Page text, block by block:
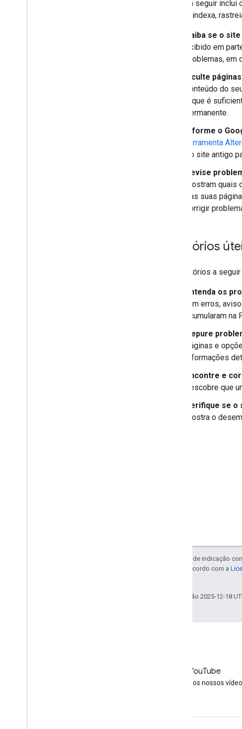
A lista a seguir
Google indexa,
Saiba se o
exibido em
problemas,
Oculte
conteúdo do
o que é
permanente.
Informe o
ferramenta
do site antigo
Revise
mostram
das suas
corrigir
Relatórios
Os relatórios a
Entenda os
têm erros,
acumularam
Depure
páginas e
informações
Encontre e
descobre que
Verifique se
mostra o
Exceto em caso de indicação
licenciadas de acordo com a
Última atualização 2025-12-18
YouTube
Assista aos nossos